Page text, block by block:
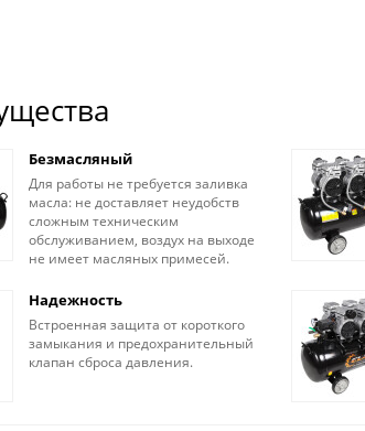
Безмасляный
Для работы не требуется заливка
масла: не доставляет неудобств
сложным техническим
обслуживанием, воздух на выходе
не имеет масляных примесей.
Надежность
Встроенная защита от короткого
замыкания и предохранительный
клапан сброса давления.